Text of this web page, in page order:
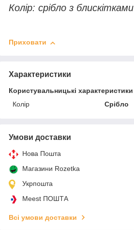
Колір: срібло з блискітками
Приховати
Характеристики
Користувальницькі характеристики
Колір
Срібло
Умови доставки
Нова Пошта
Магазини Rozetka
Укрпошта
Meest ПОШТА
Всі умови доставки